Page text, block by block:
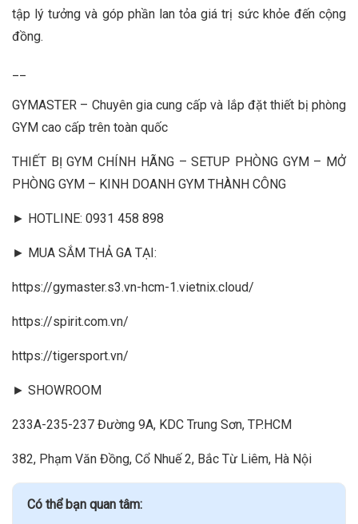
tập lý tưởng và góp phần lan tỏa giá trị sức khỏe đến cộng
đồng.
GYMASTER – Chuyên gia cung cấp và lắp đặt thiết bị phòng
GYM cao cấp trên toàn quốc
THIẾT BỊ GYM CHÍNH HÃNG – SETUP PHÒNG GYM – MỞ
PHÒNG GYM – KINH DOANH GYM THÀNH CÔNG
► HOTLINE: 0931 458 898
► MUA SẮM THẢ GA TẠI:
https://gymaster.s3.vn-hcm-1.vietnix.cloud/
https://spirit.com.vn/
https://tigersport.vn/
► SHOWROOM
233A-235-237 Đường 9A, KDC Trung Sơn, TP.HCM
382, Phạm Văn Đồng, Cổ Nhuế 2, Bắc Từ Liêm, Hà Nội
Có thể bạn quan tâm: